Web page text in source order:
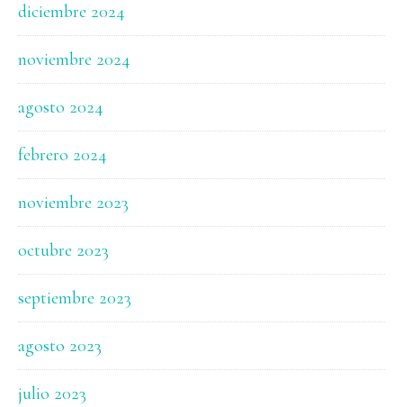
diciembre 2024
noviembre 2024
agosto 2024
febrero 2024
noviembre 2023
octubre 2023
septiembre 2023
agosto 2023
julio 2023